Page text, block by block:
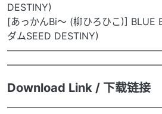
DESTINY)
[あっかんBi～ (柳ひろひこ)] BLUE
ダムSEED DESTINY)
Download Link / 下载链接